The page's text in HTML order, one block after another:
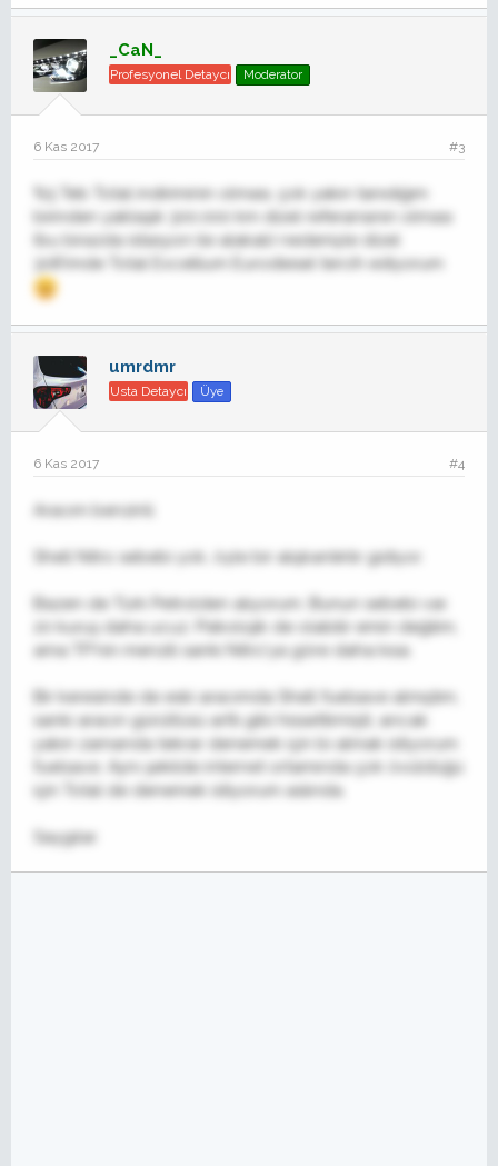
_CaN_
Profesyonel Detaycı Moderator
6 Kas 2017 #3
%5 Teb Total indiriminin olması, çok yakın tanıdığım
birinden yaklaşık 300.000 km dizel referansının olması
(bu birazda istasyon ile alakalı) nedeniyle dizel
308'imde Total Excellium Eurodiesel tercih ediyorum
umrdmr
Usta Detaycı Üye
6 Kas 2017 #4
Aracım benzinli.
Shell Nitro sebebi yok, öyle bir alışkanlıktır gidiyor.
Bazen de Türk Petrolden alıyorum. Bunun sebebi var.
20 kuruş daha ucuz. Psikolojik de olabilir emin değilim,
ama TP'nin menzili sanki Nitro'ya göre daha kısa.
Bir keresinde de eski aracımda Shell fuelsave almıştım,
sanki aracın gürültüsü arttı gibi hissettirmişti, ancak
yakın zamanda tekrar denemek için bi almak istiyorum
fuelsave. Aynı şekilde internet ortamında çok övüldüğü
için Total de denemek istiyorum aslında.
Saygılar.